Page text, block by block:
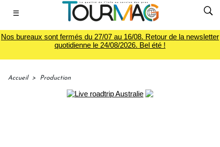
☰
Nos bureaux sont fermés du 27/07 au 16/08. Retour de la newsletter
quotidienne le 24/08/2026. Bel été !
Accueil > Production